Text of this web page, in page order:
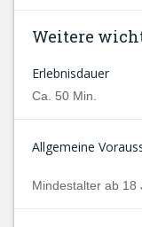
Weitere
Erlebnisdauer
Ca. 50 Min.
Allgemeine
Mindestalter ab 18